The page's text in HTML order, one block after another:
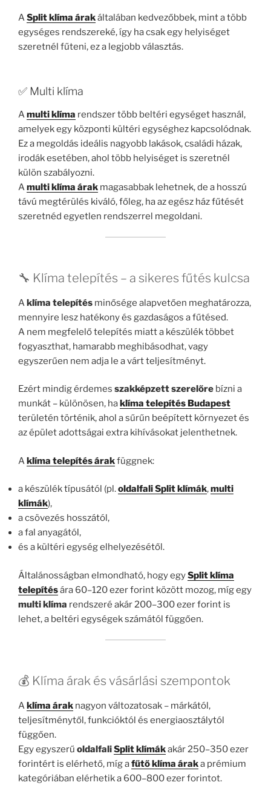
ASplit klíma árakáltalában kedvezőbbek, mint a több
egységes rendszereké, így ha csak egy helyiséget
szeretnél fűteni, ez a legjobb választás.
✅ Multi klíma
Amulti klíma rendszer több beltéri egységet használ,
amelyek egy központi kültéri egységhez kapcsolódnak.
Ez a megoldás ideális nagyobb lakások, családi házak,
irodák esetében, ahol több helyiséget is szeretnél
külön szabályozni.
Amulti klíma árak magasabbak lehetnek, de a hosszú
távú megtérülés kiváló, főleg, ha az egész ház fűtését
szeretnéd egyetlen rendszerrel megoldani.
🔧 Klíma telepítés – a sikeres fűtés kulcsa
Aklíma telepítés minősége alapvetően meghatározza,
mennyire lesz hatékony és gazdaságos a fűtésed.
A nem megfelelő telepítés miatt a készülék többet
fogyaszthat, hamarabb meghibásodhat, vagy
egyszerűen nem adja le a várt teljesítményt.
Ezért mindig érdemes szakképzett szerelőre bízni a
munkát – különösen, haklíma telepítés Budapest
területén történik, ahol a sűrűn beépített környezet és
az épület adottságai extra kihívásokat jelenthetnek.
Aklíma telepítés árakfüggnek:
a készülék típusától (pl.oldalfali Split klímák,multi
klímák),
a csövezés hosszától,
a fal anyagától,
és a kültéri egység elhelyezésétől.
Általánosságban elmondható, hogy egySplit klíma
telepítésára 60–120 ezer forint között mozog, míg egy
multi klíma rendszeré akár 200–300 ezer forint is
lehet, a beltéri egységek számától függően.
💰 Klíma árak és vásárlási szempontok
Aklíma árak nagyon változatosak – márkától,
teljesítménytől, funkcióktól és energiaosztálytól
függően.
Egy egyszerű oldalfaliSplit klímákakár 250–350 ezer
forintért is elérhető, míg afűtő klíma áraka prémium
kategóriában elérhetik a 600–800 ezer forintot.